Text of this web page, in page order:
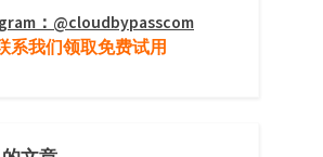
：@cloudbypasscom
系我们领取免费试用